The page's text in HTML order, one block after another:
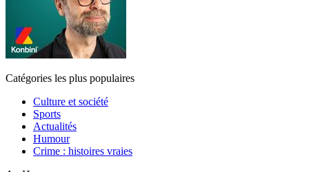
Catégories les plus populaires
Culture et société
Sports
Actualités
Humour
Crime : histoires vraies